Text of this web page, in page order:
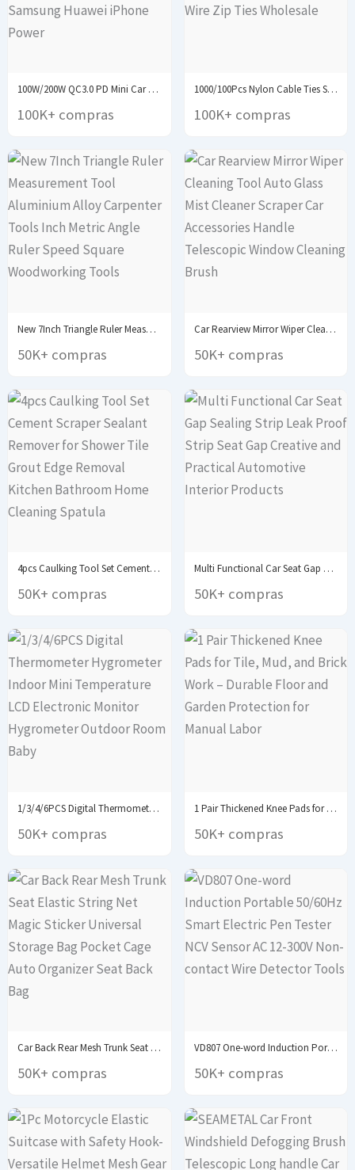
100W/200W QC3.0 PD Mini Car Charger 12-24V Lighter...
100K+ compras
1000/100Pcs Nylon Cable Ties Self-locking Cord Ties Straps...
100K+ compras
New 7Inch Triangle Ruler Measurement Tool Aluminium Alloy...
50K+ compras
Car Rearview Mirror Wiper Cleaning Tool Auto Glass...
50K+ compras
4pcs Caulking Tool Set Cement Scraper Sealant Remover...
50K+ compras
Multi Functional Car Seat Gap Sealing Strip Leak...
50K+ compras
1/3/4/6PCS Digital Thermometer Hygrometer Indoor Mini Temperature LCD...
50K+ compras
1 Pair Thickened Knee Pads for Tile, Mud,...
50K+ compras
Car Back Rear Mesh Trunk Seat Elastic String...
50K+ compras
VD807 One-word Induction Portable 50/60Hz Smart Electric Pen...
50K+ compras